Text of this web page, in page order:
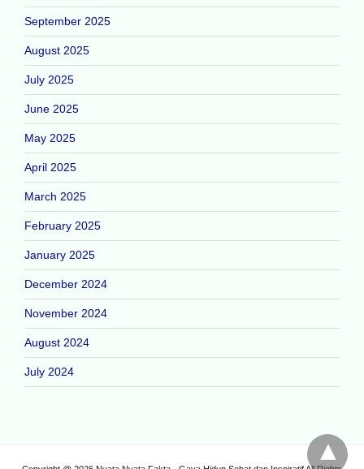
September 2025
August 2025
July 2025
June 2025
May 2025
April 2025
March 2025
February 2025
January 2025
December 2024
November 2024
August 2024
July 2024